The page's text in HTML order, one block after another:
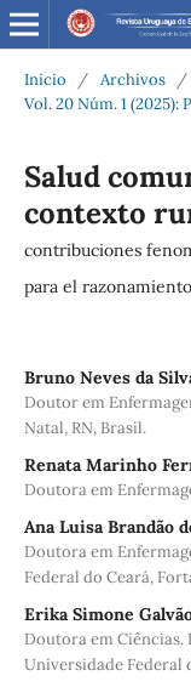
Inicio / Archivos
/
Vol. 20 Núm. 1
Salud
contexto
contribuciones
para el
Bruno Neves da
Doutor em
Natal, RN, Brasil.
Renata Marinho
Doutora em
Ana Luisa Brandão
Doutora em
Federal do Ceará,
Erika Simone
Doutora em Ciências.
Universidade Federal